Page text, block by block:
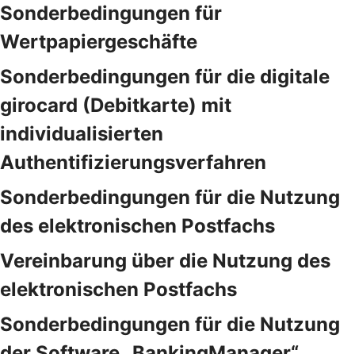
Sonderbedingungen für
Wertpapiergeschäfte
Sonderbedingungen für die digitale
girocard (Debitkarte) mit
individualisierten
Authentifizierungsverfahren
Sonderbedingungen für die Nutzung
des elektronischen Postfachs
Vereinbarung über die Nutzung des
elektronischen Postfachs
Sonderbedingungen für die Nutzung